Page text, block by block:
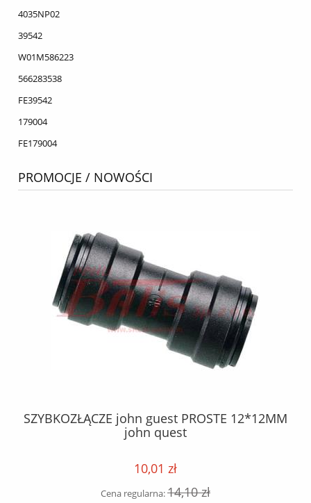
4035NP02
39542
W01M586223
566283538
FE39542
179004
FE179004
PROMOCJE / NOWOŚCI
SZYBKOZŁĄCZE john guest PROSTE 12*12MM
john quest
10,01 zł
Cena regularna:14,10 zł